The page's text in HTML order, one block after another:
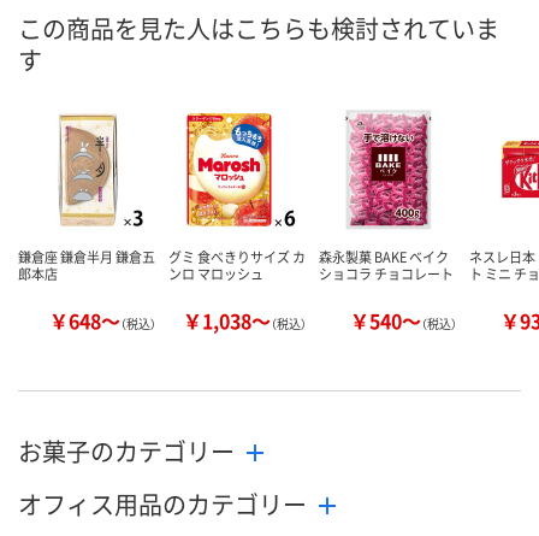
この商品を見た人はこちらも検討されていま
す
鎌倉座 鎌倉半月 鎌倉五
郎本店
￥648～（税込）
グミ 食べきりサイズ カ
ンロ マロッシュ
￥1,038～（税込）
森永製菓 BAKE ベイク
ショコラ チョコレート
￥540～（税込）
ネスレ日
ト ミニ チ
￥
お菓子のカテゴリー
オフィス用品のカテゴリー